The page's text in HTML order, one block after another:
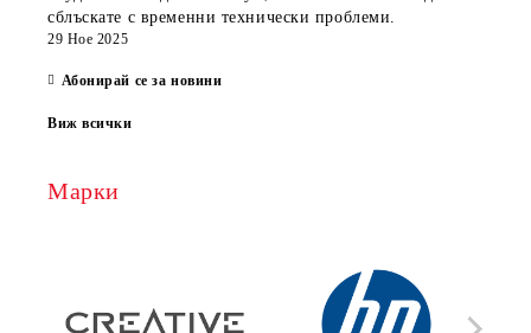
сблъскате с временни технически проблеми.
29 Ное 2025
Абонирай се за новини
Виж всички
Марки